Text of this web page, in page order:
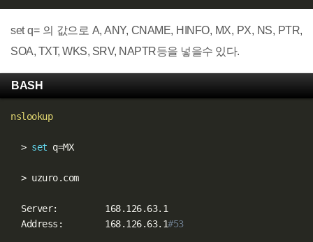
set q= 의 값으로 A, ANY, CNAME, HINFO, MX, PX, NS, PTR,
SOA, TXT, WKS, SRV, NAPTR등을 넣을수 있다.
BASH
nslookup
> set q=MX
> uzuro.com
  Server:         168.126.63.1
  Address:        168.126.63.1
#53